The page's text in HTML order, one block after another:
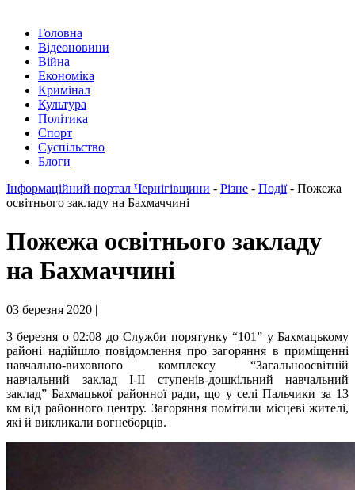
Головна
Відеоновини
Війна
Економіка
Кримінал
Культура
Політика
Спорт
Суспільство
Блоги
Інформаційний портал Чернігівщини - Різне - Події- Пожежа
освітнього закладу на Бахмаччині
Пожежа освітнього закладу
на Бахмаччині
03 березня 2020 |
3 березня о 02:08 до Служби порятунку “101” у Бахмацькому
районі надійшло повідомлення про загоряння в приміщенні
навчально-виховного комплексу “Загальноосвітній
навчальний заклад I-II ступенів-дошкільний навчальний
заклад” Бахмацької районної ради, що у селі Пальчики за 13
км від районного центру. Загоряння помітили місцеві жителі,
які й викликали вогнеборців.